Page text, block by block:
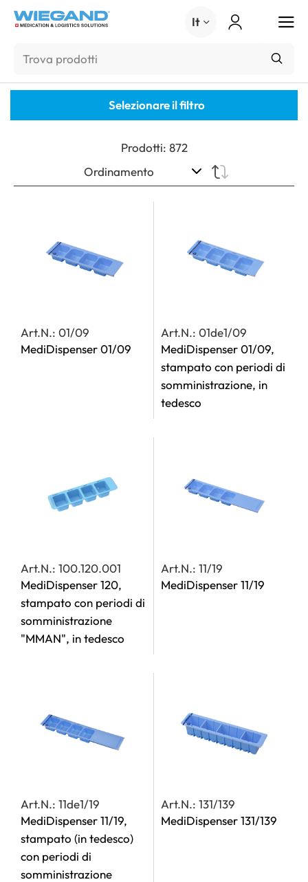
It
Selezionare il filtro
Prodotti: 872
Art.N.: 01/09
MediDispenser 01/09
Art.N.: 01de1/09
MediDispenser 01/09,
stampato con periodi di
somministrazione, in
tedesco
Art.N.: 100.120.001
MediDispenser 120,
stampato con periodi di
somministrazione
"MMAN", in tedesco
Art.N.: 11/19
MediDispenser 11/19
Art.N.: 11de1/19
MediDispenser 11/19,
stampato (in tedesco)
con periodi di
somministrazione
Art.N.: 131/139
MediDispenser 131/139